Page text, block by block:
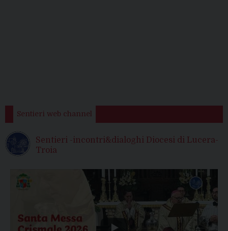
Sentieri web channel
Sentieri -incontri&dialoghi Diocesi di Lucera-
Troia